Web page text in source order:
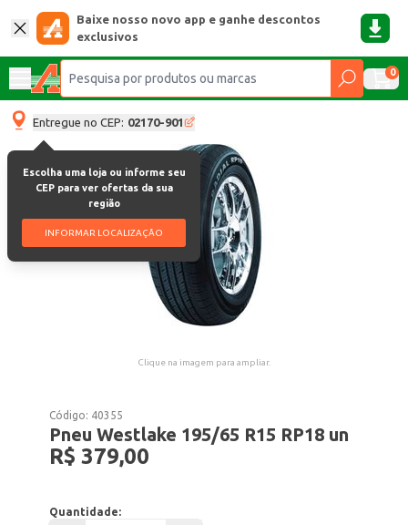
Baixe nosso novo app e ganhe descontos
exclusivos
0
Entregue no CEP: 02170-901
Escolha uma loja ou informe seu
CEP para ver ofertas da sua
região
INFORMAR LOCALIZAÇÃO
Clique na imagem para ampliar.
Código: 40355
Pneu Westlake 195/65 R15 RP18 un
R$ 379,00
Quantidade: